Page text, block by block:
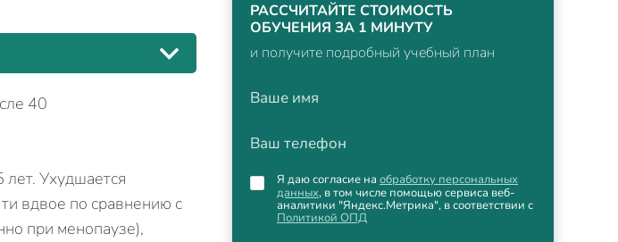
лет. Ухудшается
вдвое по сравнению с
при менопаузе),
РАССЧИТАЙТЕ СТОИМОСТЬ
ОБУЧЕНИЯ ЗА 1 МИНУТУ
и получите подробный учебный план
Ваше имя
Ваш телефон
Я даю согласие на обработку персональных
данных, в том числе помощью сервиса веб-
аналитики "Яндекс.Метрика", в соответствии с
Политикой ОПД